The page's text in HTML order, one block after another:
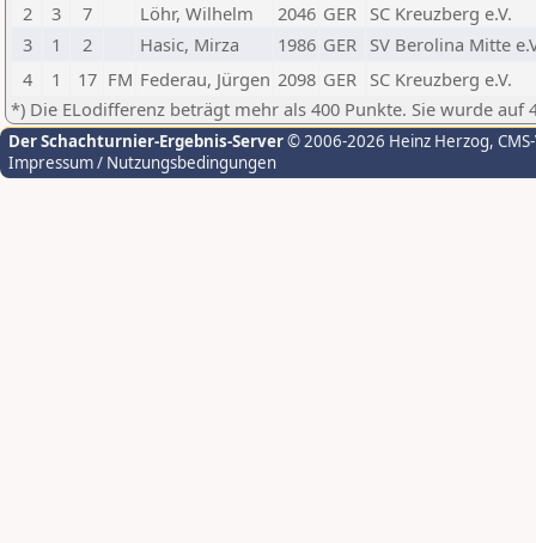
2
3 7 Löhr, Wilhelm 2046 GER SC Kreuzberg e.V.
3
1 2 Hasic, Mirza 1986 GER SV Berolina Mitte
4
1 17 FM Federau, Jürgen 2098 GER SC Kreuzberg e.V.
*) Die ELodifferenz beträgt mehr als 400 Punkte. Sie wurde auf
Der Schachturnier-Ergebnis-Server© 2006-2026 Heinz Herzog,
Impressum / Nutzungsbedingungen